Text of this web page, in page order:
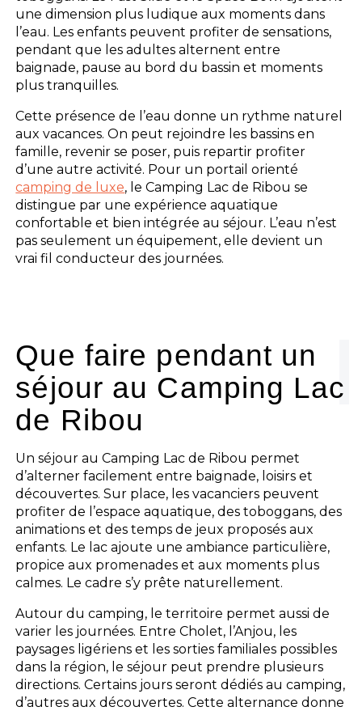
une dimension plus ludique aux moments dans
l’eau. Les enfants peuvent profiter de sensations,
pendant que les adultes alternent entre
baignade, pause au bord du bassin et moments
plus tranquilles.
Cette présence de l’eau donne un rythme naturel
aux vacances. On peut rejoindre les bassins en
famille, revenir se poser, puis repartir profiter
d’une autre activité. Pour un portail orienté
camping de luxe, le Camping Lac de Ribou se
distingue par une expérience aquatique
confortable et bien intégrée au séjour. L’eau n’est
pas seulement un équipement, elle devient un
vrai fil conducteur des journées.
Que faire pendant un
séjour au Camping Lac
de Ribou
Un séjour au Camping Lac de Ribou permet
d’alterner facilement entre baignade, loisirs et
découvertes. Sur place, les vacanciers peuvent
profiter de l’espace aquatique, des toboggans, des
animations et des temps de jeux proposés aux
enfants. Le lac ajoute une ambiance particulière,
propice aux promenades et aux moments plus
calmes. Le cadre s’y prête naturellement.
Autour du camping, le territoire permet aussi de
varier les journées. Entre Cholet, l’Anjou, les
paysages ligériens et les sorties familiales possibles
dans la région, le séjour peut prendre plusieurs
directions. Certains jours seront dédiés au camping,
d’autres aux découvertes. Cette alternance donne